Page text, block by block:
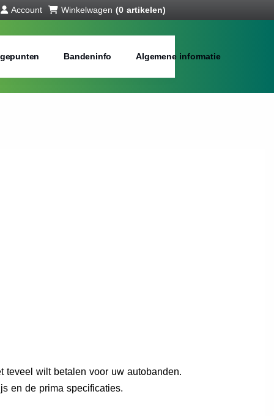
Account Winkelwagen (0 artikelen)
Bandeninfo Algemene informatie
teveel wilt betalen voor uw autobanden.
en de prima specificaties.